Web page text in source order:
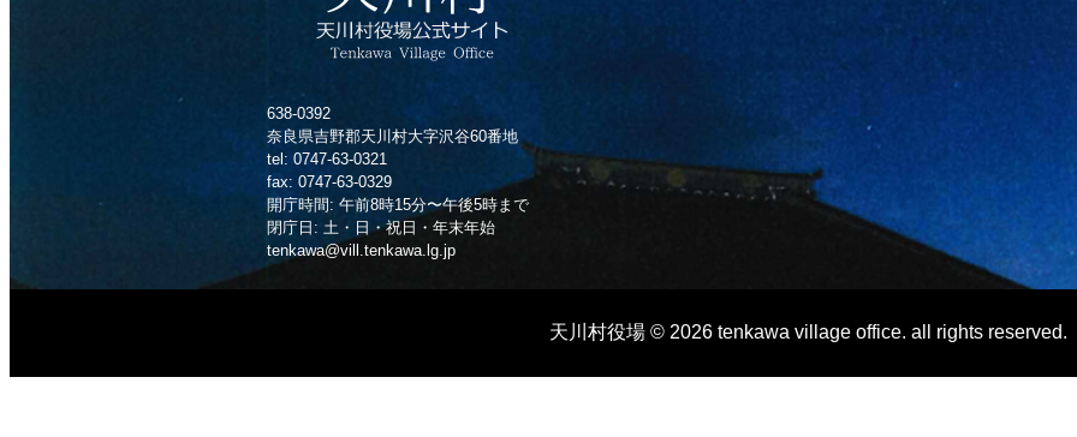
638-0392
奈良県吉野郡天川村大字沢谷60番地
tel: 0747-63-0321
fax: 0747-63-0329
開庁時間: 午前8時15分〜午後5時まで
閉庁日: 土・日・祝日・年末年始
tenkawa@vill.tenkawa.lg.jp
天川村役場 © 2026 tenkawa village office. all rights reserved.